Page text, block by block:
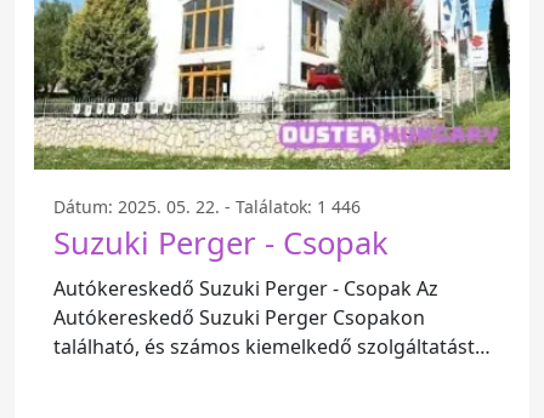
Dátum: 2025. 05. 22. - Találatok: 1 446
Suzuki Perger - Csopak
Autókereskedő Suzuki Perger - Csopak Az
Autókereskedő Suzuki Perger Csopakon
található, és számos kiemelkedő szolgáltatást